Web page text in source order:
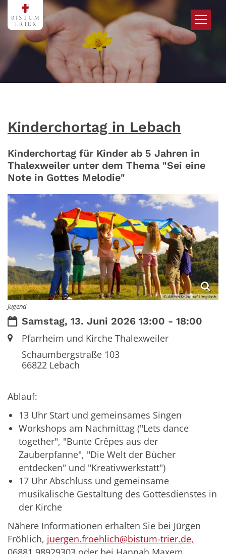
Zum Inhalt springen
Kinderchortag in Lebach
Kinderchortag für Kinder ab 5 Jahren in
Thalexweiler unter dem Thema "Sei eine
Note in Gottes Melodie"
© Artem Kniaz auf Unsplash
Jugend
Datum:
Samstag, 13. Juni 2026 13:00 - 18:00
Ort:Pfarrheim und Kirche Thalexweiler
Schaumbergstraße 103
66822 Lebach
Ablauf:
13 Uhr Start und gemeinsames Singen
Workshops am Nachmittag ("Lets dance
together", "Bunte Crêpes aus der
Zauberpfanne", "Die Welt der Bücher
entdecken" und "Kreativwerkstatt")
17 Uhr Abschluss und gemeinsame
musikalische Gestaltung des Gottesdienstes in
der Kirche
Nähere Informationen erhalten Sie bei Jürgen
Fröhlich, juergen.froehlich@bistum-trier.de,